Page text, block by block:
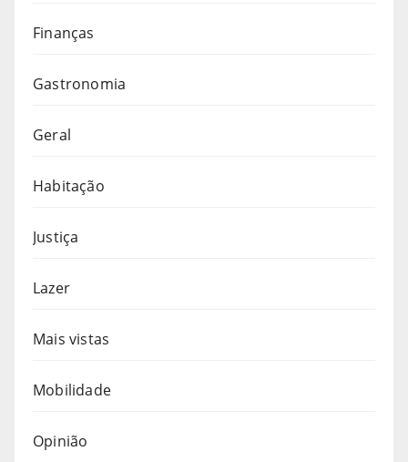
Finanças
Gastronomia
Geral
Habitação
Justiça
Lazer
Mais vistas
Mobilidade
Opinião